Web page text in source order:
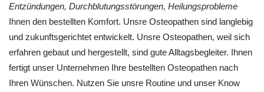
Entzündungen, Durchblutungsstörungen, Heilungsprobleme
Ihnen den bestellten Komfort. Unsre Osteopathen sind langlebig
und zukunftsgerichtet entwickelt. Unsre Osteopathen, weil sich
erfahren gebaut und hergestellt, sind gute Alltagsbegleiter. Ihnen
fertigt unser Unternehmen Ihre bestellten Osteopathen nach
Ihren Wünschen. Nutzen Sie unsre Routine und unser Know